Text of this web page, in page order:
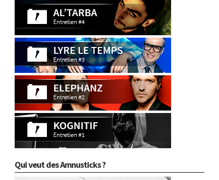
Qui veut des Amnusticks ?